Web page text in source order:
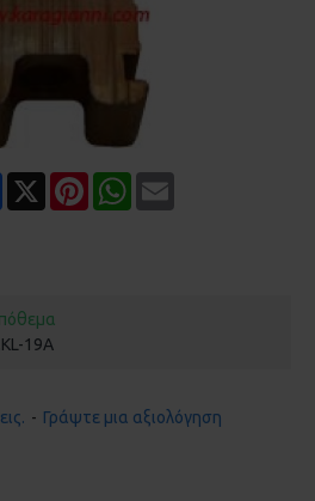
Facebook PinterestWhatsApp
19A
- Γράψτε μια αξιολόγηση